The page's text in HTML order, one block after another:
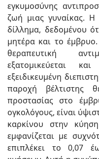
εγκυμοσύνης
ζωή μιας γυναίκας. Η
δίλλημα, δεδομένου
μητέρα και το
θεραπευτική
εξατομικεύεται
εξειδικευμένη
παροχή βέλτιστης
προστασίας στο
ογκολόγους, είναι
καρκίνου στην
εμφανίζεται με
επιπλέκει το 0,07